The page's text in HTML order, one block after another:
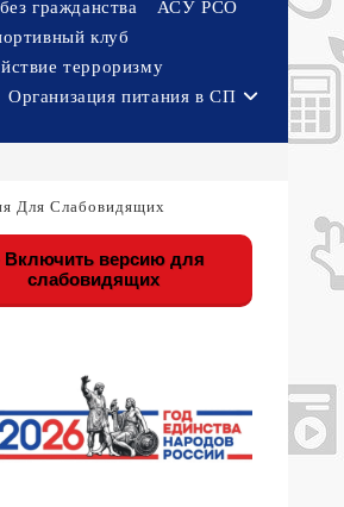
гражданства
АСУ РСО
клуб
терроризму
Организация питания в СП
Для Слабовидящих
Включить версию для
слабовидящих